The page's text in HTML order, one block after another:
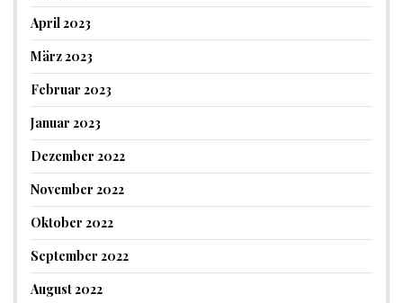
April 2023
März 2023
Februar 2023
Januar 2023
Dezember 2022
November 2022
Oktober 2022
September 2022
August 2022